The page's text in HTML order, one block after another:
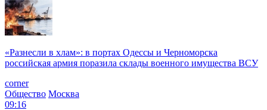
«Разнесли в хлам»: в портах Одессы и Черноморска
российская армия поразила склады военного имущества ВСУ
corner
Общество Москва
09:16